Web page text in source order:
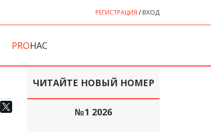
РЕГИСТРАЦИЯ /ВХОД
PROНАС
ЧИТАЙТЕ НОВЫЙ НОМЕР
№1 2026